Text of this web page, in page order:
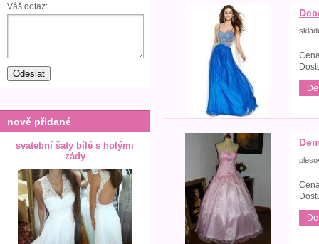
Váš dotaz:
nově přidané
svatební šaty bílé s holými
zády